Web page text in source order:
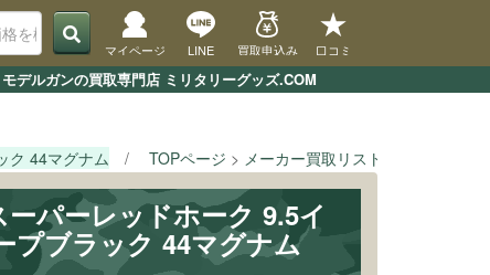
デルガンの買取専門店 ミリタリーグッズ.COM
マイページ LINE 買取申込み 口コミ
ク 44マグナム TOPページ メーカー買取リスト
パーレッドホーク 9.5イ
プブラック 44マグナム